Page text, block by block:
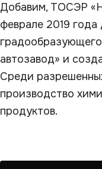
Добавим, ТОСЭР
феврале 2019
автозавод» и
Среди
производство
продуктов.